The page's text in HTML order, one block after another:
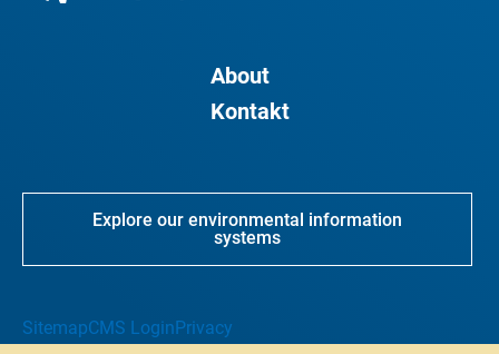
About
Kontakt
Explore our environmental information
systems
SitemapCMS Login Privacy